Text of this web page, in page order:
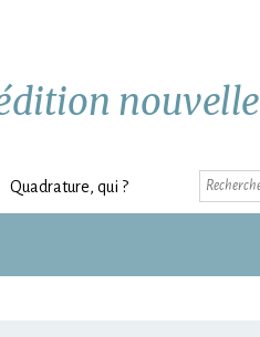
nouvelle
Quadrature, qui ?